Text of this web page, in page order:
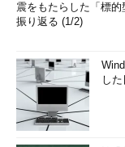
震をもたらした「標的
振り返る (1/2)
し